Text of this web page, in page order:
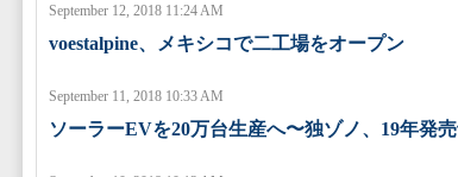
September 12, 2018 11:24 AM
voestalpine、メキシコで二工場をオープン
September 11, 2018 10:33 AM
ソーラーEVを20万台生産へ〜独ゾノ、19年発